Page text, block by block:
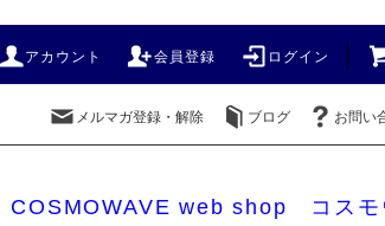
アカウント 会員登録 ログイン
メルマガ登録・解除 ブログ お問い
COSMOWAVE web shop コスモ